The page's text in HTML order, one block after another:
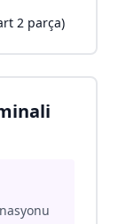
2 parça)